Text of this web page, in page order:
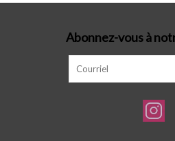
Abonnez-vous à